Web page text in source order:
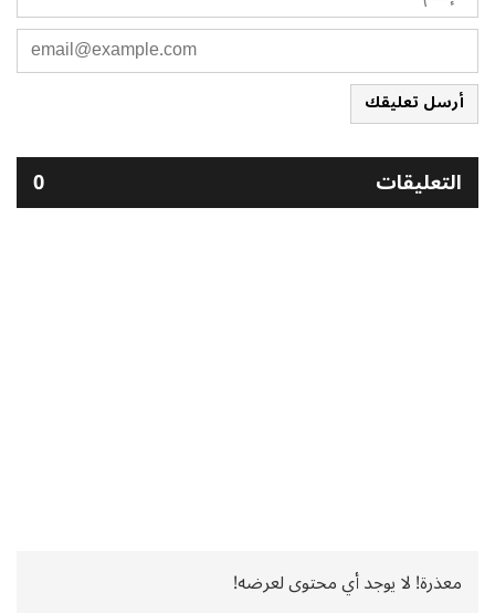
أرسل تعليقك
التعليقات 0
معذرة! لا يوجد أي محتوى لعرضه!